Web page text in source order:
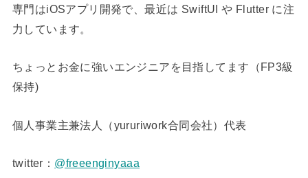
専門はiOSアプリ開発で、最近は SwiftUI や Flutter に注
力しています。
ちょっとお金に強いエンジニアを目指してます（FP3級
保持)
個人事業主兼法人（yururiwork合同会社）代表
twitter： @freeenginyaaa